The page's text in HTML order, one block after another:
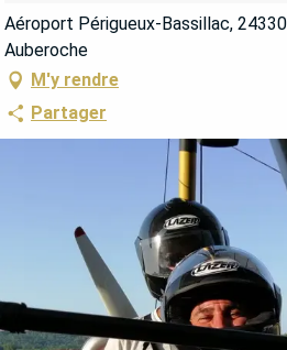
Aéroport Périgueux-Bassillac,
Auberoche
M'y rendre
Partager